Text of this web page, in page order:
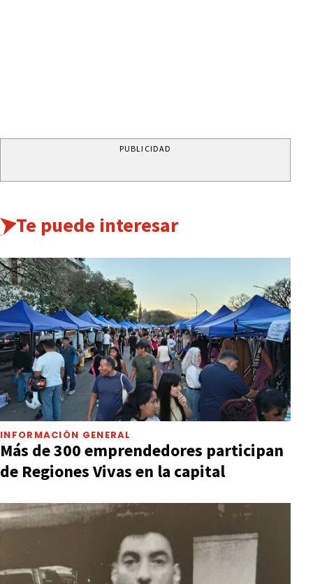
PUBLICIDAD
Te puede interesar
INFORMACIÓN GENERAL
Más de 300 emprendedores participan
de Regiones Vivas en la capital